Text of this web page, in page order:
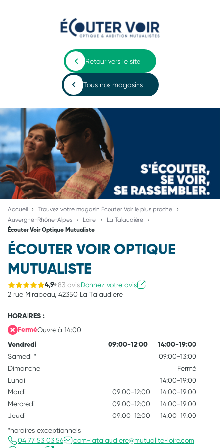
Retour vers le site
Tous nos magasins
Accueil
Trouvez votre magasin Écouter Voir le plus proche
Auvergne-Rhône-Alpes
Loire La Talaudière
Écouter Voir Optique Mutualiste
ÉCOUTER VOIR OPTIQUE
MUTUALISTE
4,9 83 avisDonnez votre avis
2 rue Mirabeau, 42350 La Talaudiere
HORAIRES :
FerméOuvre à 14:00
Vendredi 09:00-12:00 14:00-19:00
Samedi *
09:00-13:00
Dimanche
Fermé
Lundi
14:00-19:00
Mardi
09:00-12:00
14:00-19:00
Mercredi
09:00-12:00
14:00-19:00
Jeudi
09:00-12:00
14:00-19:00
*horaires exceptionnels
04 77 53 03 56
com-latalaudiere@mutualite-loire.com